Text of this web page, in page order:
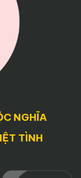
NGHĨA
TÌNH